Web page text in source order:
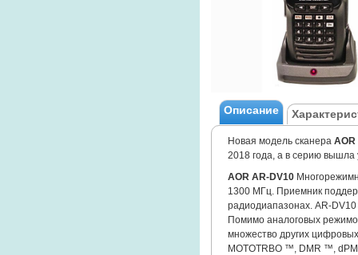
Описание
Новая модель сканера AOR
2018 года, а в серию вышла
AOR AR-DV10
1300 МГц. Приемник
радиодиапазонах. AR-
Помимо аналоговых
множество других
MOTOTRBO ™, DMR ™,